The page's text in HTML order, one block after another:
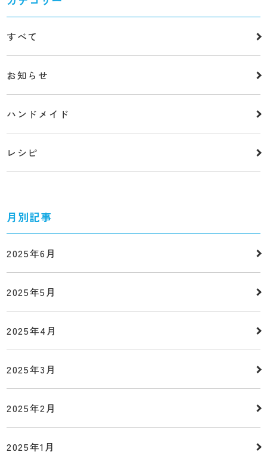
すべて
お知らせ
ハンドメイド
レシピ
月別記事
2025年6月
2025年5月
2025年4月
2025年3月
2025年2月
2025年1月